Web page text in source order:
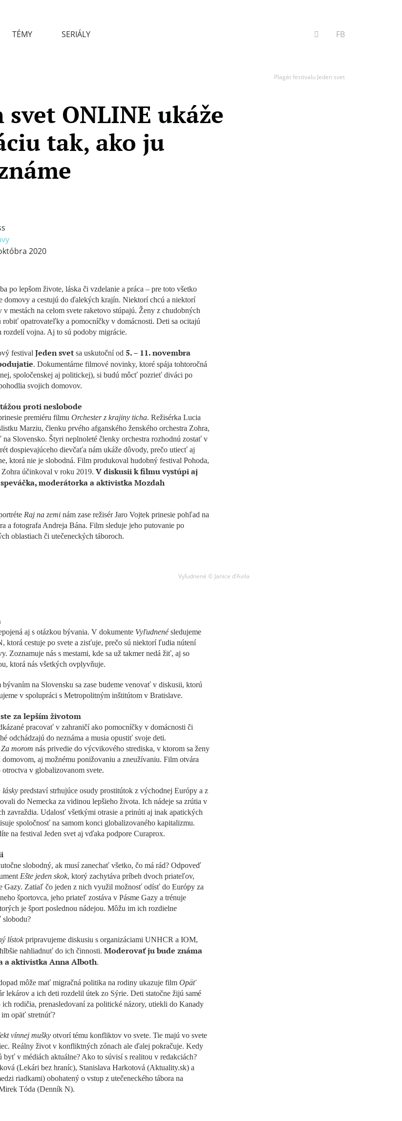
TÉMY SERIÁLY VYHĽADÁVANIE
FB
Plagát festivalu Jeden svet
svet ONLINE ukáže
tak, ako ju
2020
po lepšom živote, láska či vzdelanie a práca – pre toto všetko
domovy a cestujú do ďalekých krajín. Niektorí chcú a niektorí
v mestách na celom svete raketovo stúpajú. Ženy z chudobných
robiť opatrovateľky a pomocníčky v domácnosti. Deti sa ocitajú
rozdelí vojna. Aj to sú podoby migrácie.
festival Jeden svetsa uskutoční od 5. – 11. novembra
. Dokumentárne filmové novinky, ktoré spája tohtoročná
spoločenskej aj politickej), si budú môcť pozrieť diváci po
svojich domovov.
proti neslobode
premiéru filmu Orchester z krajiny ticha. Režisérka Lucia
Marziu, členku prvého afganského ženského orchestra Zohra,
Slovensko. Štyri neplnoleté členky orchestra rozhodnú zostať v
dospievajúceho dievčaťa nám ukáže dôvody, prečo utiecť aj
ktorá nie je slobodná. Film produkoval hudobný festival Pohoda,
Zohra účinkoval v roku 2019. V diskusii k filmu vystúpi aj
moderátorka a aktivistka Mozdah
Raj na zeminám zase režisér Jaro Vojtek prinesie pohľad na
a fotografa Andreja Bána. Film sleduje jeho putovanie po
oblastiach či utečeneckých táboroch.
Vyľudnené © Janice d’Avila
aj s otázkou bývania. V dokumente Vyľudnenésledujeme
ktorá cestuje po svete a zisťuje, prečo sú niektorí ľudia nútení
Zoznamuje nás s mestami, kde sa už takmer nedá žiť, aj so
ktorá nás všetkých ovplyvňuje.
bývaním na Slovensku sa zase budeme venovať v diskusii, ktorú
v spolupráci s Metropolitným inštitútom v Bratislave.
za lepším životom
pracovať v zahraničí ako pomocníčky v domácnosti či
odchádzajú do neznáma a musia opustiť svoje deti.
Za morom nás privedie do výcvikového strediska, v ktorom sa ženy
aj možnému ponižovaniu a zneužívaniu. Film otvára
v globalizovanom svete.
láskypredstaví strhujúce osudy prostitútok z východnej Európy a z
do Nemecka za vidinou lepšieho života. Ich nádeje sa zrútia v
zavraždia. Udalosť všetkými otrasie a prinúti aj inak apatických
spoločnosť na samom konci globalizovaného kapitalizmu.
na festival Jeden svet aj vďaka podpore Curaprox.
slobodný, ak musí zanechať všetko, čo má rád? Odpoveď
Ešte jeden skok, ktorý zachytáva príbeh dvoch priateľov,
Gazy. Zatiaľ čo jeden z nich využil možnosť odísť do Európy za
športovca, jeho priateľ zostáva v Pásme Gazy a trénuje
je šport poslednou nádejou. Môžu im ich rozdielne
slobodu?
lístokpripravujeme diskusiu s organizáciami UNHCR a IOM,
nahliadnuť do ich činnosti. Moderovať ju bude známa
a aktivistka Anna Alboth.
môže mať migračná politika na rodiny ukazuje film Opäť
lekárov a ich deti rozdelil útek zo Sýrie. Deti statočne žijú samé
rodičia, prenasledovaní za politické názory, utiekli do Kanady
im opäť stretnúť?
vínnej muškyotvorí tému konfliktov vo svete. Tie majú vo svete
Reálny život v konfliktných zónach ale ďalej pokračuje. Kedy
byť v médiách aktuálne? Ako to súvisí s realitou v redakciách?
(Lekári bez hraníc), Stanislava Harkotová (Aktuality.sk) a
riadkami) obohatený o vstup z utečeneckého tábora na
Tóda (Denník N).